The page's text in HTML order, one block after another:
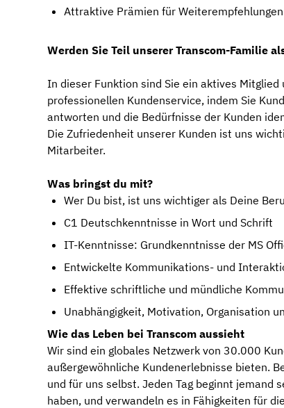
Attraktive Prämien für Weiterempfehlungen
Werden Sie Teil unserer Transcom-Familie
In dieser Funktion sind Sie ein aktives
professionellen Kundenservice, indem Sie
antworten und die Bedürfnisse der Kunden
Die Zufriedenheit unserer Kunden ist uns
Mitarbeiter.
Was bringst du mit?
Wer Du bist, ist uns wichtiger als Deine
C1 Deutschkenntnisse in Wort und Schrift
IT-Kenntnisse: Grundkenntnisse der MS
Entwickelte Kommunikations- und
Effektive schriftliche und mündliche
Unabhängigkeit, Motivation, Organisation
Wie das Leben bei Transcom aussieht
Wir sind ein globales Netzwerk von 30.000
außergewöhnliche Kundenerlebnisse bieten.
und für uns selbst. Jeden Tag beginnt jemand
haben, und verwandeln es in Fähigkeiten für